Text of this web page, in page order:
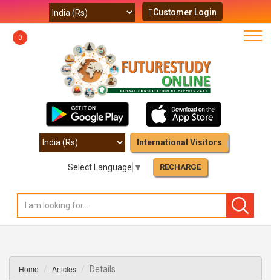
Customer Login
0
International Visitors
Select Language ▼ RECHARGE
Home Articles Details